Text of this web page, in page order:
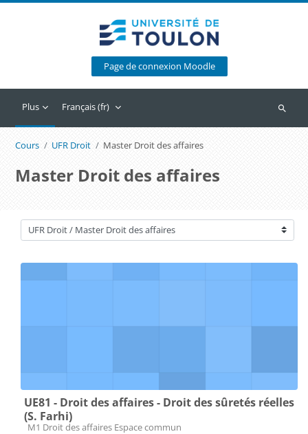
Page de connexion Moodle
Plus Français ‎(fr)‎
Cours UFR Droit Master Droit des affaires
Master Droit des affaires
Catégories de cours
UE81 - Droit des affaires - Droit des sûretés réelles
(S. Farhi)
Catégorie de cours
M1 Droit des affaires Espace commun